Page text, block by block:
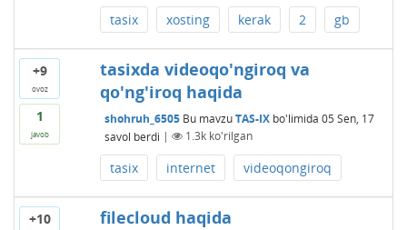
tasix xosting kerak 2 gb
+9
ovoz
1
javob
tasixda videoqo'ngiroq va
qo'ng'iroq haqida
shohruh_6505 Bu mavzuTAS-IXbo'limida 05 Sen, 17
savol berdi | 1.3kko'rilgan
tasix internet videoqongiroq
+10 filecloud haqida